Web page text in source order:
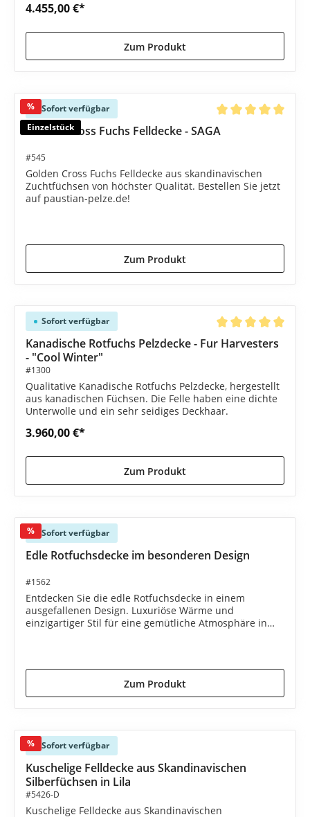
4.455,00 €*
Zum Produkt
%
Einzelstück
Sofort verfügbar
Durchschnittliche
Golden Cross Fuchs Felldecke - SAGA
#545
Golden Cross Fuchs Felldecke aus skandinavischen
Zuchtfüchsen von höchster Qualität. Bestellen Sie jetzt
auf paustian-pelze.de!
Zum Produkt
Sofort verfügbar
Durchschnittliche
Kanadische Rotfuchs Pelzdecke - Fur Harvesters
- "Cool Winter"
#1300
Qualitative Kanadische Rotfuchs Pelzdecke, hergestellt
aus kanadischen Füchsen. Die Felle haben eine dichte
Unterwolle und ein sehr seidiges Deckhaar.
3.960,00 €*
Zum Produkt
% Sofort verfügbar
Edle Rotfuchsdecke im besonderen Design
#1562
Entdecken Sie die edle Rotfuchsdecke in einem
ausgefallenen Design. Luxuriöse Wärme und
einzigartiger Stil für eine gemütliche Atmosphäre in
Zum Produkt
% Sofort verfügbar
Kuschelige Felldecke aus Skandinavischen
Silberfüchsen in Lila
#5426-D
Kuschelige Felldecke aus Skandinavischen